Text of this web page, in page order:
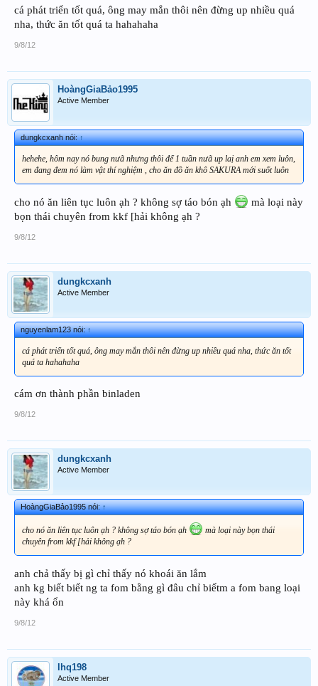
cá phát triển tốt quá, ông may mắn thôi nên đừng up nhiều quá
nha, thức ăn tốt quá ta hahahaha
9/8/12
HoàngGiaBảo1995
Active Member
dungkcxanh nói:↑
hehehe, hôm nay nó bung nưã nhưng thôi để 1 tuần nưã up laị anh em xem luôn,
em đang đem nó làm vật thí nghiệm , cho ăn đồ ăn khô SAKURA mới suốt luôn
cho nó ăn liên tục luôn ạh ? không sợ táo bón ạh
mà loại này
bọn thái chuyên from kkf [hải không ạh ?
9/8/12
dungkcxanh
Active Member
nguyenlam123 nói:↑
cá phát triển tốt quá, ông may mắn thôi nên đừng up nhiều quá nha, thức ăn tốt
quá ta hahahaha
cám ơn thành phần binladen
9/8/12
dungkcxanh
Active Member
HoàngGiaBảo1995 nói:↑
cho nó ăn liên tục luôn ạh ? không sợ táo bón ạh
mà loại này bọn thái
chuyên from kkf [hải không ạh ?
anh chả thấy bị gì chỉ thấy nó khoái ăn lắm
anh kg biết biết ng ta fom bằng gì đâu chỉ biếtm a fom bang loại
này khá ổn
9/8/12
lhq198
Active Member